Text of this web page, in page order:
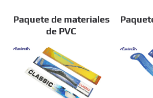
Paquete de materiales
de PVC